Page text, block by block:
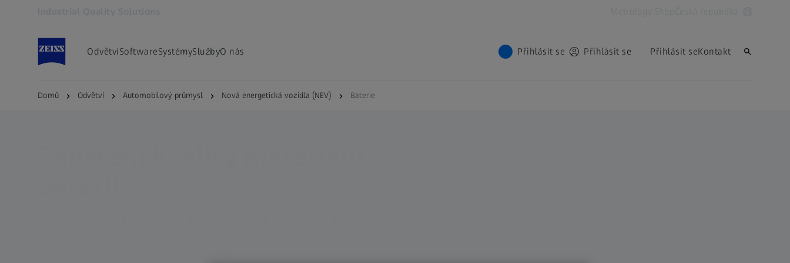
OdvětvíSoftwareSystémySlužbyO nás Přihlásit se Přihlásit se Přihlásit seKontakt
Domů Odvětví Automobilový průmysl Nová energetická vozidla (NEV) Baterie